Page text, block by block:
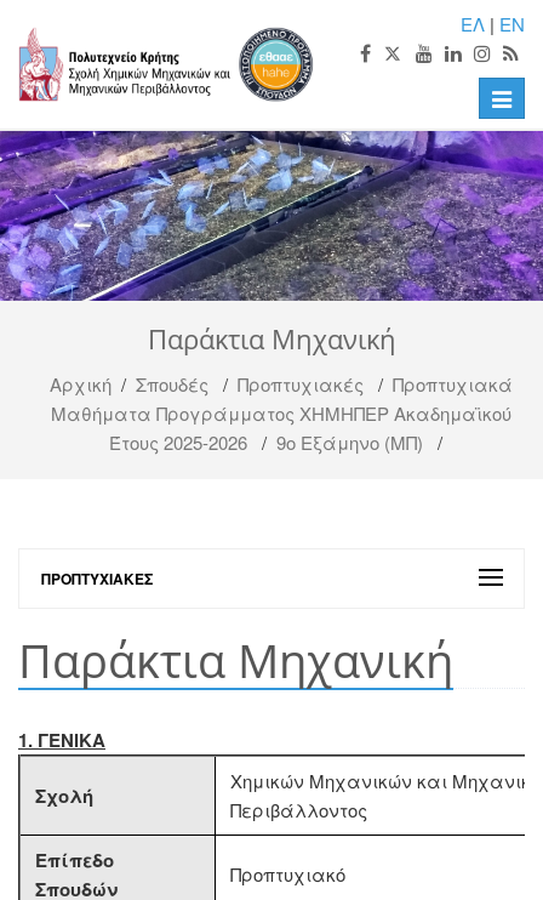
ΕΛ | EN
Toggle
Παράκτια Μηχανική
Αρχική/ Σπουδές / Προπτυχιακές / Προπτυχιακά
Μαθήματα Προγράμματος ΧΗΜΗΠΕΡ Ακαδημαϊκού
Έτους 2025-2026 / 9ο Εξάμηνο (ΜΠ) /
ΠΡΟΠΤΥΧΙΑΚΈΣ
Παράκτια Μηχανική
1. ΓΕΝΙΚΑ
Σχολή
Χημικών Μηχανικών και
Περιβάλλοντος
Επίπεδο
Σπουδών
Προπτυχιακό